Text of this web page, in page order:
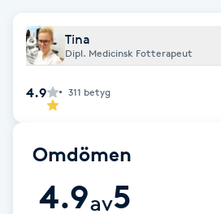
BIAB
Blowout
Bottenfärg
Brynformning
Tina
Dipl. Medicinsk Fotterapeut
4.9 311 betyg
Omdömen
4.9av5